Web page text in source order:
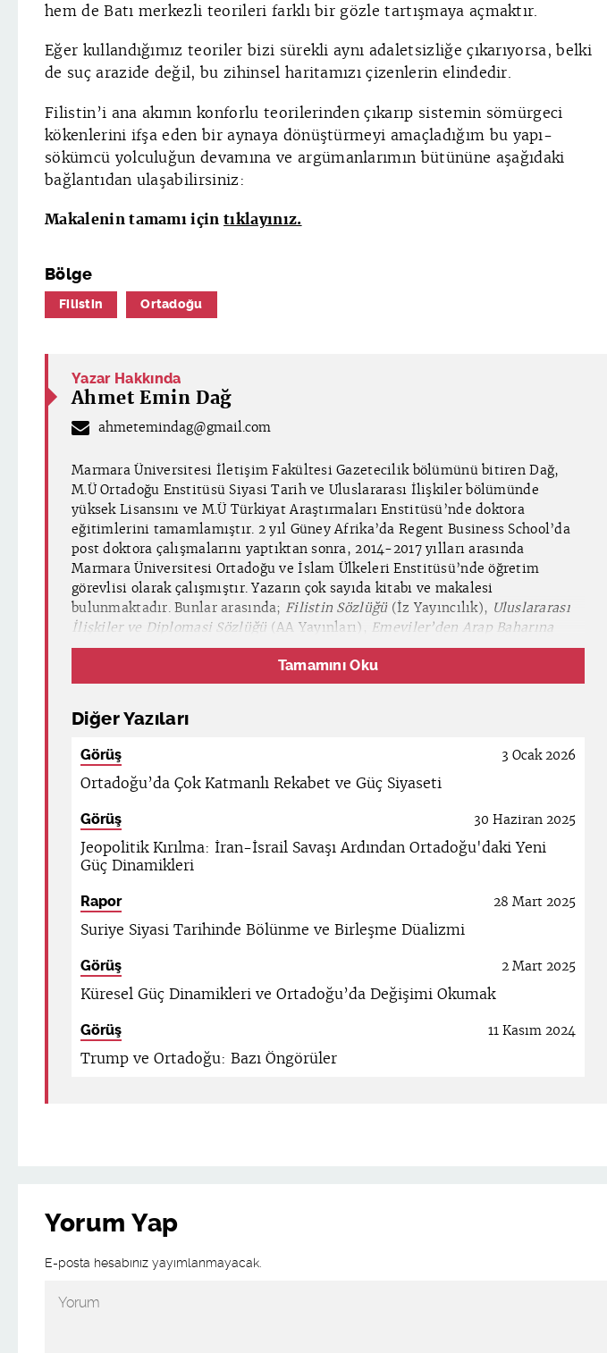
hem de Batı merkezli teorileri farklı bir gözle tartışmaya açmaktır.
Eğer kullandığımız teoriler bizi sürekli aynı adaletsizliğe çıkarıyorsa, belki
de suç arazide değil, bu zihinsel haritamızı çizenlerin elindedir.
Filistin’i ana akımın konforlu teorilerinden çıkarıp sistemin sömürgeci
kökenlerini ifşa eden bir aynaya dönüştürmeyi amaçladığım bu yapı-
sökümcü yolculuğun devamına ve argümanlarımın bütününe aşağıdaki
bağlantıdan ulaşabilirsiniz:
Makalenin tamamı içintıklayınız.
Bölge
Filistin Ortadoğu
Yazar Hakkında
Ahmet Emin Dağ
ahmetemindag@gmail.com
Marmara Üniversitesi İletişim Fakültesi Gazetecilik bölümünü bitiren Dağ,
M.Ü Ortadoğu Enstitüsü Siyasi Tarih ve Uluslararası İlişkiler bölümünde
yüksek Lisansını ve M.Ü Türkiyat Araştırmaları Enstitüsü’nde doktora
eğitimlerini tamamlamıştır. 2 yıl Güney Afrika’da Regent Business School’da
post doktora çalışmalarını yaptıktan sonra, 2014-2017 yılları arasında
Marmara Üniversitesi Ortadoğu ve İslam Ülkeleri Enstitüsü’nde öğretim
görevlisi olarak çalışmıştır. Yazarın çok sayıda kitabı ve makalesi
bulunmaktadır. Bunlar arasında; Filistin Sözlüğü(İz Yayıncılık), Uluslararası
İlişkiler ve Diplomasi Sözlüğü (AA Yayınları),
Emeviler’den Arap Baharına
Halep Türkmenleri(Ordaf-Taşmektep Yayınları),Tarihin Tanığıyım: Filistinli
(HM Yayınları),Suriye: Biladi Şam’ın Hazin
Öyküsü(İnsamer),Hasan el-Benna(İlke Yayınları) öne çıkmaktadır.
Yahudi Tarihi(Israel Shahak),
eserler bulunmaktadır.
Tamamını Oku
Diğer Yazıları
3 Ocak 2026
Görüş
Ortadoğu’da Çok Katmanlı Rekabet ve Güç Siyaseti
30 Haziran 2025
Görüş
Jeopolitik Kırılma: İran-İsrail Savaşı Ardından Ortadoğu'daki Yeni
Güç Dinamikleri
28 Mart 2025
Rapor
Suriye Siyasi Tarihinde Bölünme ve Birleşme Düalizmi
2 Mart 2025
Görüş
Küresel Güç Dinamikleri ve Ortadoğu’da Değişimi Okumak
11 Kasım 2024
Görüş
Trump ve Ortadoğu: Bazı Öngörüler
Yorum Yap
E-posta hesabınız yayımlanmayacak.